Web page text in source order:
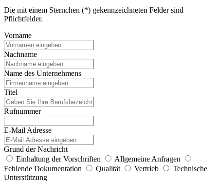
Die mit einem Sternchen (*) gekennzeichneten Felder sind
Pflichtfelder.
Vorname
Nachname
Name des Unternehmens
Titel
Rufnummer
E-Mail Adresse
Grund der Nachricht
Einhaltung der Vorschriften
Allgemeine Anfragen
Fehlende Dokumentation
Qualität Vertrieb
Technische
Unterstützung